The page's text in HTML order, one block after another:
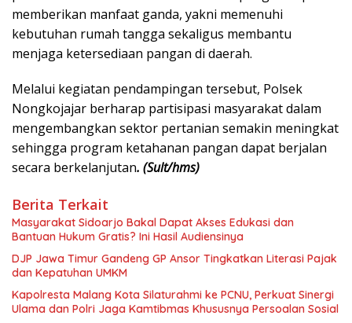
memberikan manfaat ganda, yakni memenuhi
kebutuhan rumah tangga sekaligus membantu
menjaga ketersediaan pangan di daerah.
Melalui kegiatan pendampingan tersebut, Polsek
Nongkojajar berharap partisipasi masyarakat dalam
mengembangkan sektor pertanian semakin meningkat
sehingga program ketahanan pangan dapat berjalan
secara berkelanjutan. (Sult/hms)
Berita Terkait
Masyarakat Sidoarjo Bakal Dapat Akses Edukasi dan
Bantuan Hukum Gratis? Ini Hasil Audiensinya
DJP Jawa Timur Gandeng GP Ansor Tingkatkan Literasi Pajak
dan Kepatuhan UMKM
Kapolresta Malang Kota Silaturahmi ke PCNU, Perkuat Sinergi
Ulama dan Polri Jaga Kamtibmas Khususnya Persoalan Sosial